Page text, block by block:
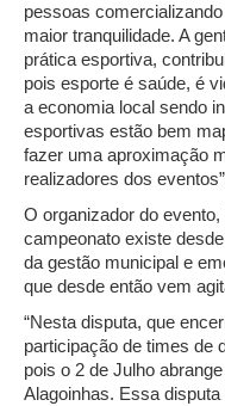
pessoas
maior tranquilidade. A
prática esportiva,
pois esporte é saúde, é
a economia local sendo
esportivas estão bem
fazer uma aproximação
realizadores dos
O organizador do
campeonato existe
da gestão municipal e
que desde então vem
“Nesta disputa, que
participação de times de
pois o 2 de Julho
Alagoinhas. Essa